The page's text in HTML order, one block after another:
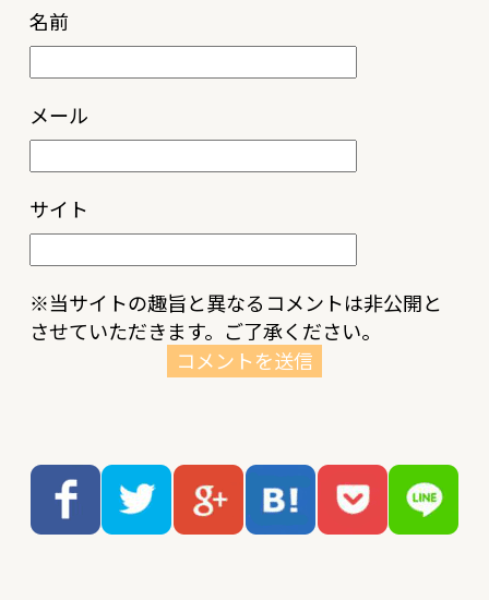
名前
メール
サイト
※当サイトの趣旨と異なるコメントは非公開と
させていただきます。ご了承ください。